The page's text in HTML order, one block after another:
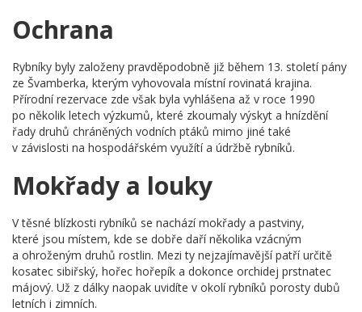
Ochrana
Rybníky byly založeny pravděpodobně již během 13. století pány
ze Švamberka, kterým vyhovovala místní rovinatá krajina.
Přírodní rezervace zde však byla vyhlášena až v roce 1990
po několik letech výzkumů, které zkoumaly výskyt a hnízdění
řady druhů chráněných vodních ptáků mimo jiné také
v závislosti na hospodářském využítí a údržbě rybníků.
Mokřady a louky
V těsné blízkosti rybníků se nachází mokřady a pastviny,
které jsou místem, kde se dobře daří několika vzácným
a ohroženým druhů rostlin. Mezi ty nejzajímavější patří určitě
kosatec sibiřský, hořec hořepík a dokonce orchidej prstnatec
májový. Už z dálky naopak uvidíte v okolí rybníků porosty dubů
letních i zimních.